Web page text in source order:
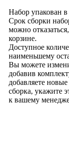
Набор упакован
Срок сборки
можно
корзине.
Доступное
наименьшему
Вы можете
добавив
добавляете
сборка, укажите
к вашему